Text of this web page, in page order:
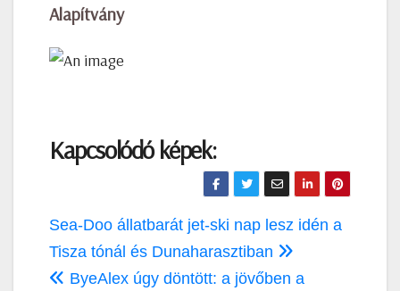
Alapítvány
Kapcsolódó képek:
Bejegyzés
navigáció
Sea-Doo állatbarát jet-ski nap lesz idén a
Tisza tónál és Dunaharasztiban
ByeAlex úgy döntött: a jövőben a